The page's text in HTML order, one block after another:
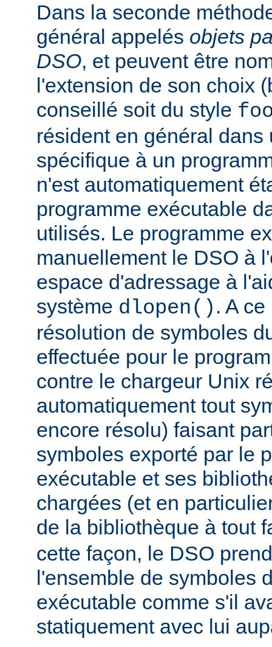
Dans la seconde
général appelés objets
DSO, et peuvent être
l'extension de son choix
conseillé soit du style
résident en général dans
spécifique à un
n'est automatiquement
programme exécutable
utilisés. Le programme
manuellement le DSO à
espace d'adressage à
système dlopen() . A
résolution de symboles
effectuée pour le
contre le chargeur Unix
automatiquement tout
encore résolu) faisant
symboles exporté par le
exécutable et ses
chargées (et en
de la bibliothèque à tout
cette façon, le DSO
l'ensemble de symboles
exécutable comme s'il
statiquement avec lui